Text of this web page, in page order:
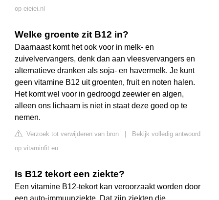
op eieiei.nl
Welke groente zit B12 in?
Daarnaast komt het ook voor in melk- en
zuivelvervangers, denk dan aan vleesvervangers en
alternatieve dranken als soja- en havermelk. Je kunt
geen vitamine B12 uit groenten, fruit en noten halen.
Het komt wel voor in gedroogd zeewier en algen,
alleen ons lichaam is niet in staat deze goed op te
nemen.
Verzoek tot verwijderen van bron
Bekijk volledig antwoord
op vitaminfit.eu
Is B12 tekort een ziekte?
Een vitamine B12-tekort kan veroorzaakt worden door